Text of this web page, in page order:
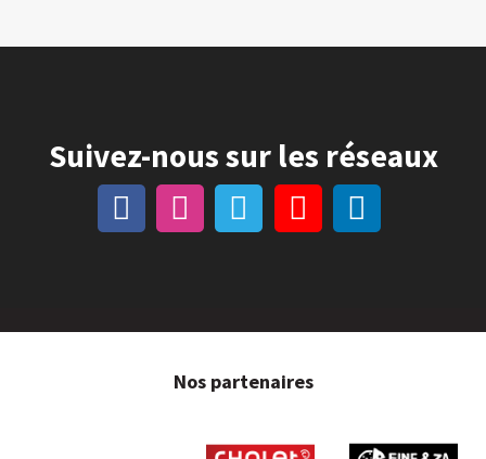
Suivez-nous sur les réseaux
Nos partenaires